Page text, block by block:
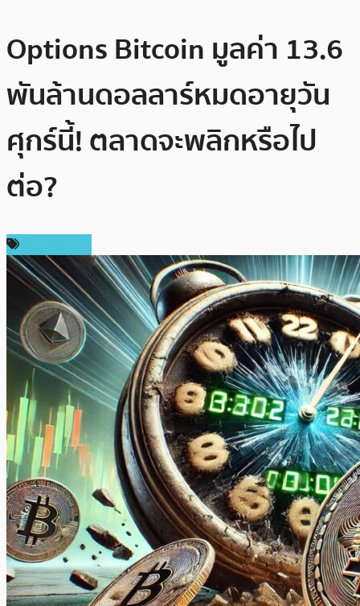
Options Bitcoin มูลค่า 13.6
พันล้านดอลลาร์หมดอายุวัน
ศุกร์นี้! ตลาดจะพลิกหรือไป
ต่อ?